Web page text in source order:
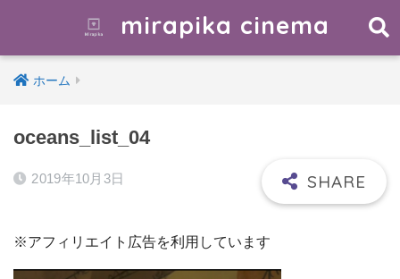
mirapika cinema
ホーム
oceans_list_04
2019年10月3日
※アフィリエイト広告を利用しています